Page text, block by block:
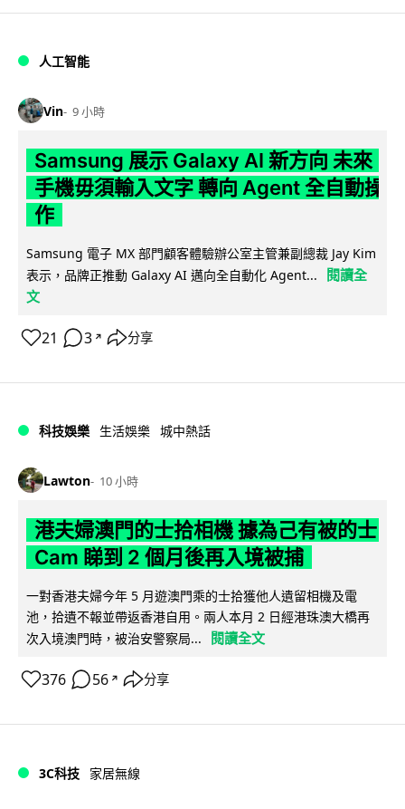
人工智能
Vin 9 小時
Samsung 展示 Galaxy AI 新方向 未來
手機毋須輸入文字 轉向 Agent 全自動操
作
Samsung 電子 MX 部門顧客體驗辦公室主管兼副總裁 Jay Kim
表示，品牌正推動 Galaxy AI 邁向全自動化 Agent...
閱讀全
文
21 3 ↗ 分享
科技娛樂 生活娛樂 城中熱話
Lawton 10 小時
港夫婦澳門的士拾相機 據為己有被的士
Cam 睇到 2 個月後再入境被捕
一對香港夫婦今年 5 月遊澳門乘的士拾獲他人遺留相機及電
池，拾遺不報並帶返香港自用。兩人本月 2 日經港珠澳大橋再
次入境澳門時，被治安警察局...
閱讀全文
376 56 ↗ 分享
3C科技 家居無線